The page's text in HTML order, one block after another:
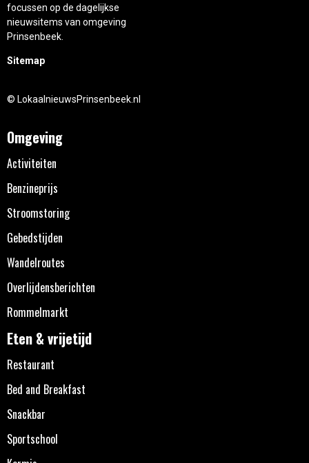
focussen op de dagelijkse
nieuwsitems van omgeving
Prinsenbeek.
Sitemap
© LokaalnieuwsPrinsenbeek.nl
Omgeving
Activiteiten
Benzineprijs
Stroomstoring
Gebedstijden
Wandelroutes
Overlijdensberichten
Rommelmarkt
Eten & vrijetijd
Restaurant
Bed and Breakfast
Snackbar
Sportschool